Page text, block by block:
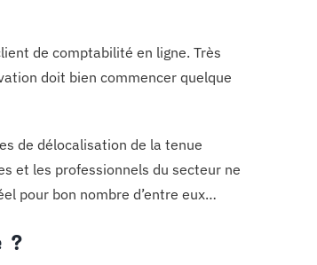
de comptabilité en ligne. Très
doit bien commencer quelque
de délocalisation de la tenue
et les professionnels du secteur ne
pour bon nombre d’entre eux…
?